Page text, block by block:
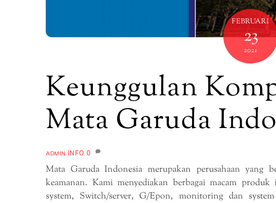
FEBRUARI
23
2021
Keunggulan
Mata Garuda
ADMIN INFO 0
Mata Garuda Indonesia merupakan perusahaan yang
keamanan. Kami menyediakan berbagai macam
system, Switch/server, G/Epon, monitoring dan